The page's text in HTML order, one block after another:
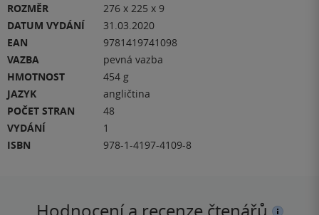
ROZMĚR
276 x 225 x 9
DATUM VYDÁNÍ
31.03.2020
EAN
9781419741098
VAZBA
pevná vazba
HMOTNOST
454 g
JAZYK
angličtina
POČET STRAN
48
VYDÁNÍ
1
ISBN
978-1-4197-4109-8